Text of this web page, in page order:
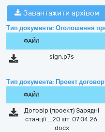
Завантажити архівом
Тип документа: Оголошення
ФАЙЛ
sign.p7s
Тип документа: Проект
ФАЙЛ
Договір (проект) Зарядні
станції _20 шт. 07.04.26.
docx